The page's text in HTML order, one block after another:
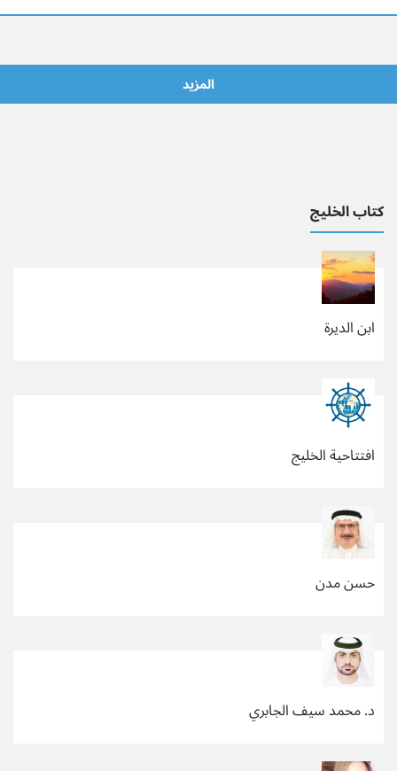
المزيد
كتاب الخليج
ابن الديرة
افتتاحية الخليج
حسن مدن
د. محمد سيف الجابري